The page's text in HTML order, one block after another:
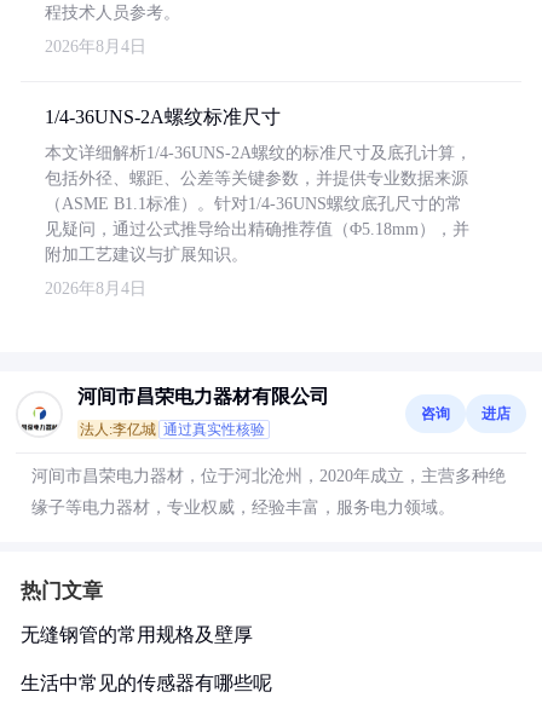
程技术人员参考。
2026年8月4日
1/4-36UNS-2A螺纹标准尺寸
本文详细解析1/4-36UNS-2A螺纹的标准尺寸及底孔计算，
包括外径、螺距、公差等关键参数，并提供专业数据来源
（ASME B1.1标准）。针对1/4-36UNS螺纹底孔尺寸的常
见疑问，通过公式推导给出精确推荐值（Φ5.18mm），并
附加工艺建议与扩展知识。
2026年8月4日
河间市昌荣电力器材有限公司
法人:李亿城 通过真实性核验
咨询 进店
河间市昌荣电力器材，位于河北沧州，2020年成立，主营多种绝
缘子等电力器材，专业权威，经验丰富，服务电力领域。
热门文章
无缝钢管的常用规格及壁厚
生活中常见的传感器有哪些呢